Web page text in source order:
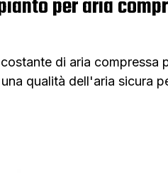
per aria
di aria compressa
qualità dell'aria sicura